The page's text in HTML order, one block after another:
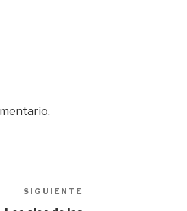
SIGUIENTE